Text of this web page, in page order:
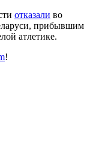
отказали во
прибывшим
атлетике.
!